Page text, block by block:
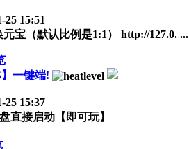
25 15:51
宝（默认比例是1:1） http://127.0. ...
一键端!
25 15:37
直接启动【即可玩】